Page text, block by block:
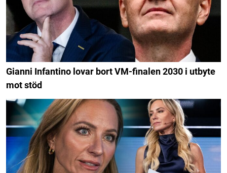
Gianni Infantino lovar bort VM-finalen 2030 i utbyte
mot stöd